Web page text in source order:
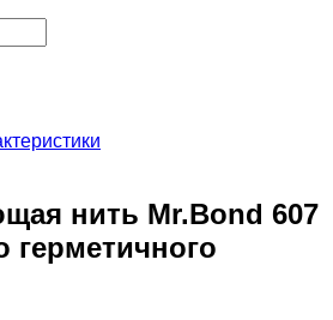
нить Mr.Bond 607
герметичного